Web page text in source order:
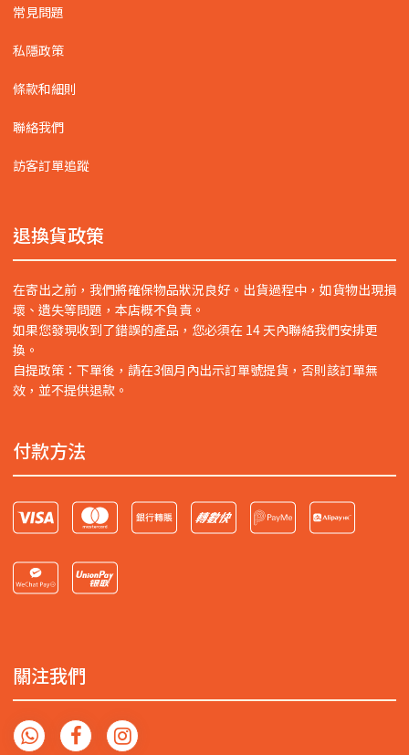
常見問題
私隱政策
條款和細則
聯絡我們
訪客訂單追蹤
退換貨政策
在寄出之前，我們將確保物品狀況良好。出貨過程中，如貨物出現損
壞、遺失等問題，本店概不負責。
如果您發現收到了錯誤的產品，您必須在 14 天內聯絡我們安排更
換。
自提政策：下單後，請在3個月內出示訂單號提貨，否則該訂單無
效，並不提供退款。
付款方法
關注我們